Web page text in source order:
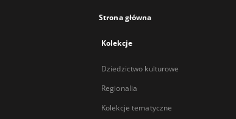
Strona główna
Kolekcje
Dziedzictwo kulturowe
Regionalia
Kolekcje tematyczne